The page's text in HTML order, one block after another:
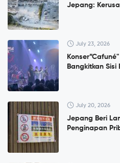
Jepang:
July 23, 2026
Bangkitkan Sisi
July 20, 2026
Jepang Beri
Penginapan